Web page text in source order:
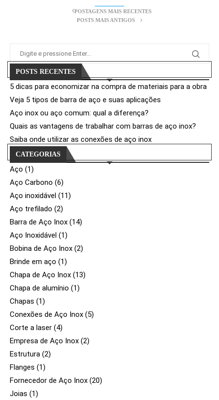
POSTAGENS MAIS RECENTES
POSTS MAIS ANTIGOS
POSTS RECENTES
5 dicas para economizar na compra de materiais para a obra
Veja 5 tipos de barra de aço e suas aplicações
Aço inox ou aço comum: qual a diferença?
Quais as vantagens de trabalhar com barras de aço inox?
Saiba onde utilizar as conexões de aço inox
CATEGORIAS
Aço (1)
Aço Carbono (6)
Aço inoxidável (11)
Aço trefilado (2)
Barra de Aço Inox (14)
Aço Inoxidável (1)
Bobina de Aço Inox (2)
Brinde em aço (1)
Chapa de Aço Inox (13)
Chapa de alumínio (1)
Chapas (1)
Conexões de Aço Inox (5)
Corte a laser (4)
Empresa de Aço Inox (2)
Estrutura (2)
Flanges (1)
Fornecedor de Aço Inox (20)
Joias (1)